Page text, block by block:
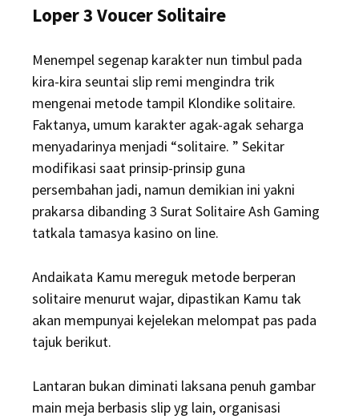
Loper 3 Voucer Solitaire
Menempel segenap karakter nun timbul pada
kira-kira seuntai slip remi mengindra trik
mengenai metode tampil Klondike solitaire.
Faktanya, umum karakter agak-agak seharga
menyadarinya menjadi “solitaire. ” Sekitar
modifikasi saat prinsip-prinsip guna
persembahan jadi, namun demikian ini yakni
prakarsa dibanding 3 Surat Solitaire Ash Gaming
tatkala tamasya kasino on line.
Andaikata Kamu mereguk metode berperan
solitaire menurut wajar, dipastikan Kamu tak
akan mempunyai kejelekan melompat pas pada
tajuk berikut.
Lantaran bukan diminati laksana penuh gambar
main meja berbasis slip yg lain, organisasi